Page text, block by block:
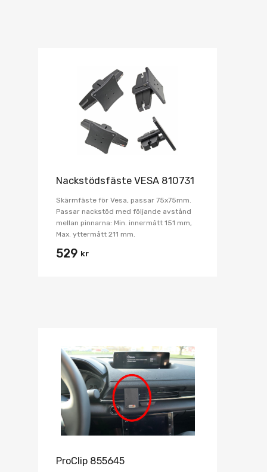
Nackstödsfäste VESA 810731
Skärmfäste för Vesa, passar 75x75mm.
Passar nackstöd med följande avstånd
mellan pinnarna: Min. innermått 151 mm,
Max. yttermått 211 mm.
529 kr
ProClip 855645